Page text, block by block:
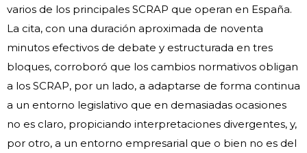
varios de los principales SCRAP que operan en España.
La cita, con una duración aproximada de noventa
minutos efectivos de debate y estructurada en tres
bloques, corroboró que los cambios normativos obligan
a los SCRAP, por un lado, a adaptarse de forma continua
a un entorno legislativo que en demasiadas ocasiones
no es claro, propiciando interpretaciones divergentes, y,
por otro, a un entorno empresarial que o bien no es del